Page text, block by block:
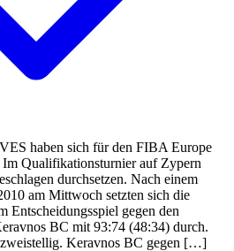
haben sich für den FIBA Europe
Qualifikationsturnier auf Zypern
durchsetzen. Nach einem
am Mittwoch setzten sich die
Entscheidungsspiel gegen den
BC mit 93:74 (48:34) durch.
zweistellig. Keravnos BC gegen […]